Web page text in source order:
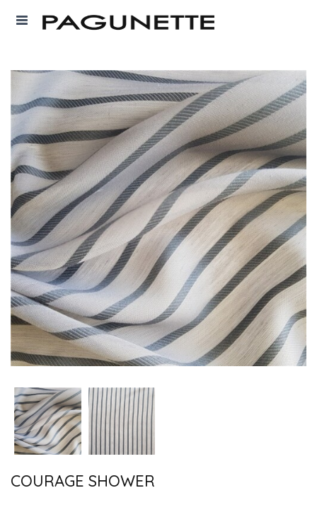
COURAGE SHOWER